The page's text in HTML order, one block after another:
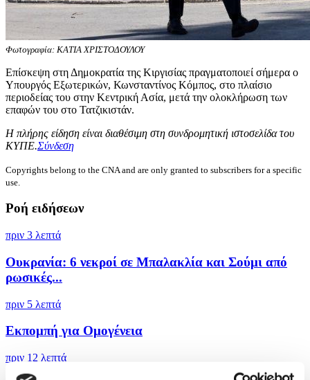
Φωτογραφία: ΚΑΤΙΑ ΧΡΙΣΤΟΔΟΥΛΟΥ
Επίσκεψη στη Δημοκρατία της Κιργισίας πραγματοποιεί σήμερα ο
Υπουργός Εξωτερικών, Κωνσταντίνος Κόμπος, στο πλαίσιο
περιοδείας του στην Κεντρική Ασία, μετά την ολοκλήρωση των
επαφών του στο Τατζικιστάν.
Η πλήρης είδηση είναι διαθέσιμη στη συνδρομητική ιστοσελίδα του
ΚΥΠΕ.Σύνδεση
Copyrights belong to the CNA and are only granted to subscribers for a specific
use.
Ροή ειδήσεων
πριν 3 λεπτά
Ουκρανία: 6 νεκροί σε Μπαλακλία και Σούμι από
ρωσικές...
πριν 5 λεπτά
Εκπομπή για Ομογένεια
πριν 12 λεπτά